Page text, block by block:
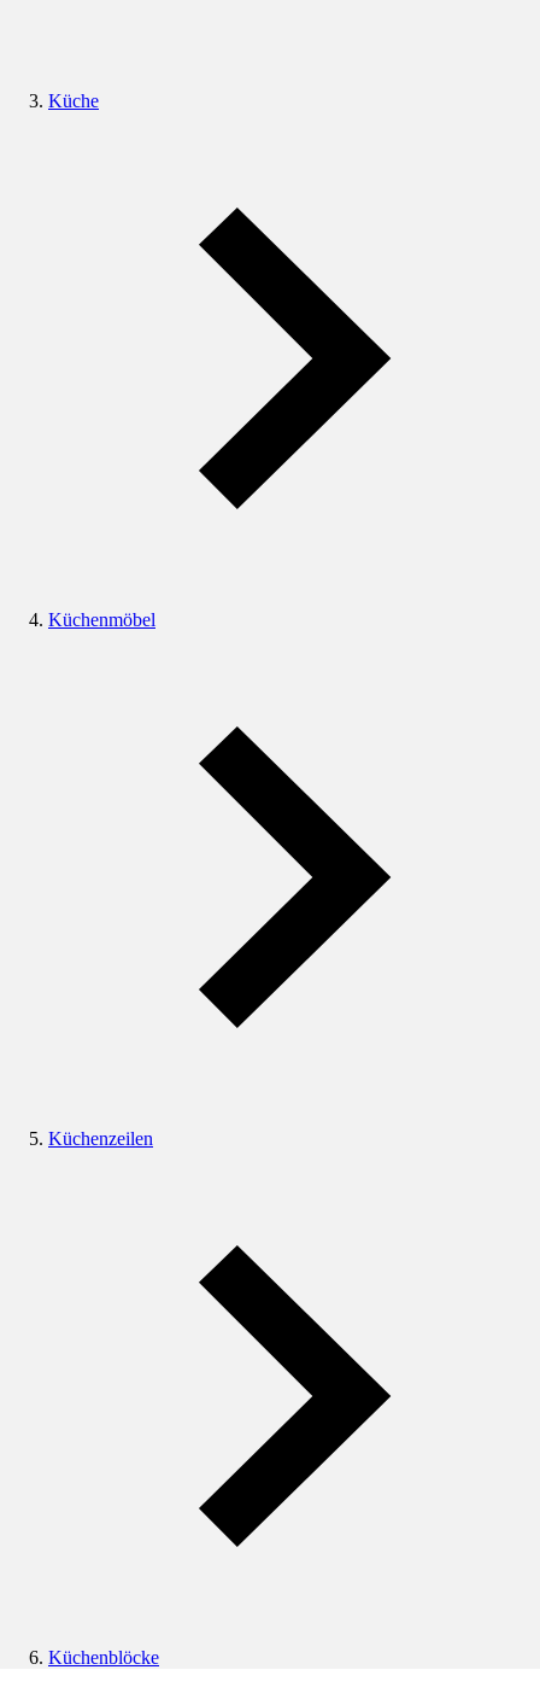
Küche
Küchenmöbel
Küchenzeilen
Küchenblöcke